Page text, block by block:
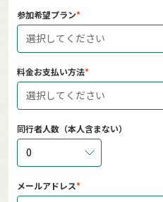
参加希望プラン
選択してください
料金お支払い方法
選択してください
同行者人数（本人含まない）
0
メールアドレス